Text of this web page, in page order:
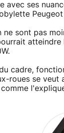
avec ses
Peugeot
sont pas
atteindre
cadre,
roues se veut